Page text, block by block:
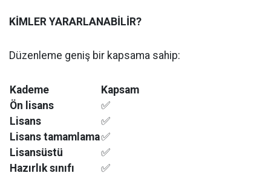
KİMLER YARARLANABİLİR?
Düzenleme geniş bir kapsama sahip:
Kademe
Kapsam
Ön lisans
✅
Lisans
✅
Lisans tamamlama✅
Lisansüstü
✅
Hazırlık sınıfı
✅